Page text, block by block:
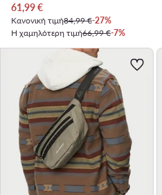
Τρέχουσα τιμή
61,99€
Κανονική τιμή84,99 €-27%
Η χαμηλότερη τιμή66,99 €-7%